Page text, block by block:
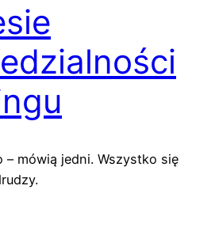
– mówią jedni. Wszystko się